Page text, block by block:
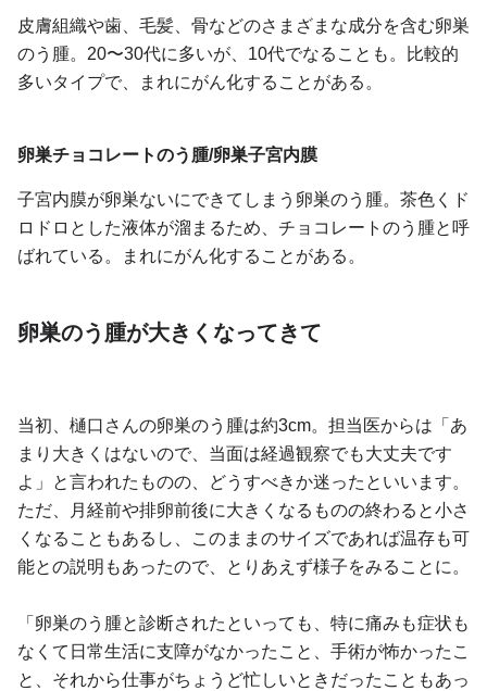
皮膚組織や歯、毛髪、骨などのさまざまな成分を含む卵巣
のう腫。20〜30代に多いが、10代でなることも。比較的
多いタイプで、まれにがん化することがある。
卵巣チョコレートのう腫/卵巣子宮内膜
子宮内膜が卵巣ないにできてしまう卵巣のう腫。茶色くド
ロドロとした液体が溜まるため、チョコレートのう腫と呼
ばれている。まれにがん化することがある。
卵巣のう腫が大きくなってきて
当初、樋口さんの卵巣のう腫は約3cm。担当医からは「あ
まり大きくはないので、当面は経過観察でも大丈夫です
よ」と言われたものの、どうすべきか迷ったといいます。
ただ、月経前や排卵前後に大きくなるものの終わると小さ
くなることもあるし、このままのサイズであれば温存も可
能との説明もあったので、とりあえず様子をみることに。
「卵巣のう腫と診断されたといっても、特に痛みも症状も
なくて日常生活に支障がなかったこと、手術が怖かったこ
と、それから仕事がちょうど忙しいときだったこともあっ